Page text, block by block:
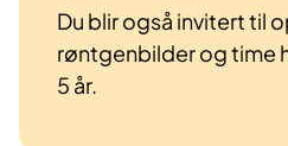
Du blir også invitert til
røntgenbilder og time
5 år.